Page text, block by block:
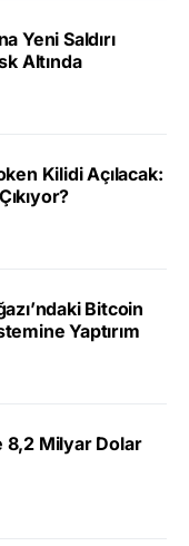
Yeni Saldırı
Altında
Kilidi Açılacak:
Bitcoin
Yaptırım
Milyar Dolar